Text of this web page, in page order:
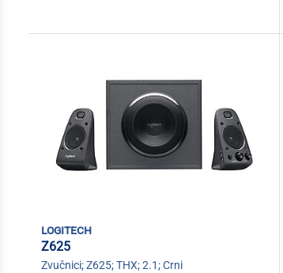
logitech
Z625
Zvučnici; Z625; THX; 2.1; Crni